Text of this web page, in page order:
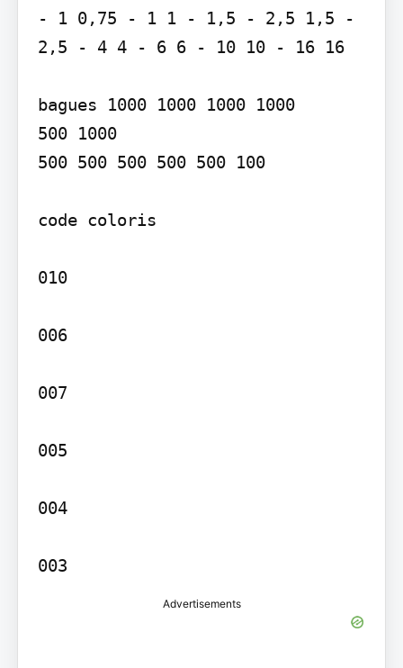
- 1 0,75 - 1 1 - 1,5 - 2,5 1,5 -
2,5 - 4 4 - 6 6 - 10 10 - 16 16
bagues 1000 1000 1000 1000
500 1000
500 500 500 500 500 100
code coloris
010
006
007
005
004
003
Advertisements